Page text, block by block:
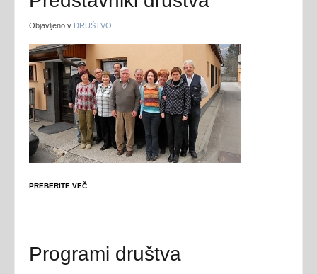
Objavljeno v DRUŠTVO
PREBERITE VEČ...
Programi društva